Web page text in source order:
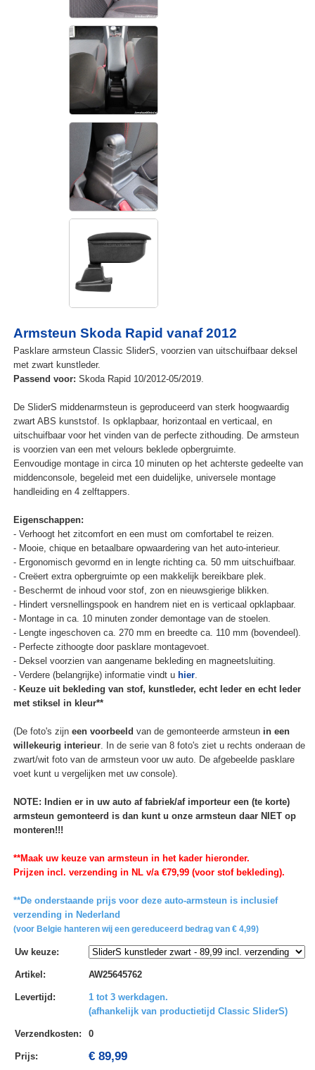
Armsteun Skoda Rapid vanaf 2012
Pasklare armsteun Classic SliderS, voorzien van uitschuifbaar deksel
met zwart kunstleder.
Passend voor: Skoda Rapid 10/2012-05/2019.
De SliderS middenarmsteun is geproduceerd van sterk hoogwaardig
zwart ABS kunststof. Is opklapbaar, horizontaal en verticaal, en
uitschuifbaar voor het vinden van de perfecte zithouding. De armsteun
is voorzien van een met velours beklede opbergruimte.
Eenvoudige montage in circa 10 minuten op het achterste gedeelte van
middenconsole, begeleid met een duidelijke, universele montage
handleiding en 4 zelftappers.
Eigenschappen:
- Verhoogt het zitcomfort en een must om comfortabel te reizen.
- Mooie, chique en betaalbare opwaardering van het auto-interieur.
- Ergonomisch gevormd en in lengte richting ca. 50 mm uitschuifbaar.
- Creëert extra opbergruimte op een makkelijk bereikbare plek.
- Beschermt de inhoud voor stof, zon en nieuwsgierige blikken.
- Hindert versnellingspook en handrem niet en is verticaal opklapbaar.
- Montage in ca. 10 minuten zonder demontage van de stoelen.
- Lengte ingeschoven ca. 270 mm en breedte ca. 110 mm (bovendeel).
- Perfecte zithoogte door pasklare montagevoet.
- Deksel voorzien van aangename bekleding en magneetsluiting.
- Verdere (belangrijke) informatie vindt u hier.
- Keuze uit bekleding van stof, kunstleder, echt leder en echt leder
met stiksel in kleur**
(De foto's zijn een voorbeeld van de gemonteerde armsteun in een
willekeurig interieur. In de serie van 8 foto's ziet u rechts onderaan de
zwart/wit foto van de armsteun voor uw auto. De afgebeelde pasklare
voet kunt u vergelijken met uw console).
NOTE: Indien er in uw auto af fabriek/af importeur een (te korte)
armsteun gemonteerd is dan kunt u onze armsteun daar NIET op
monteren!!!
**Maak uw keuze van armsteun in het kader hieronder.
Prijzen incl. verzending in NL v/a €79,99 (voor stof bekleding).
**De onderstaande prijs voor deze auto-armsteun is inclusief
verzending in Nederland
(voor Belgie hanteren wij een gereduceerd bedrag van € 4,99)
Uw keuze:
Artikel : AW25645762
Levertijd :
1 tot 3 werkdagen.
(afhankelijk van productietijd Classic SliderS)
Verzendkosten: 0
Prijs: € 89,99